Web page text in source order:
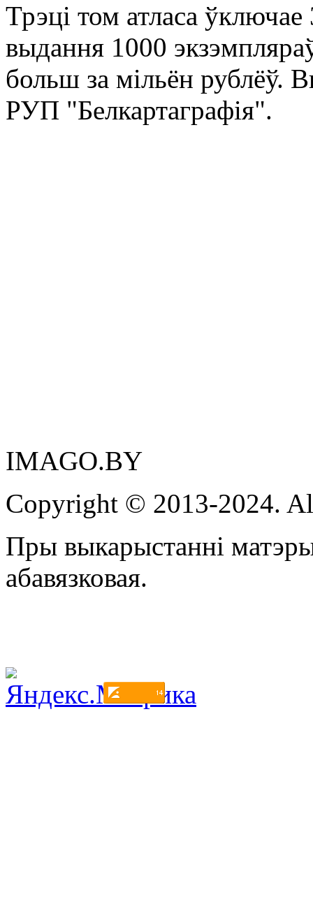
Трэці том атласа
выдання 1000
больш за мільён рублёў.
РУП "Белкартаграфія".
IMAGO.BY
Copyright © 2013-2024.
Пры выкарыстанні
абавязковая.